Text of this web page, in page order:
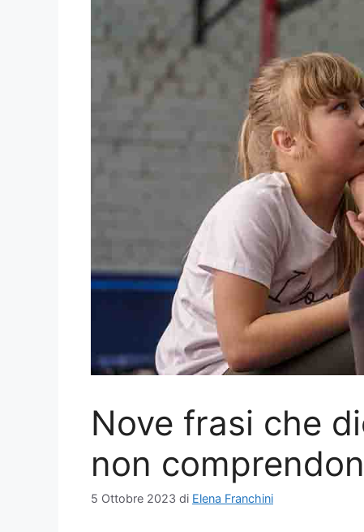
Nove frasi che
non
5 Ottobre 2023 di Elena Franchini